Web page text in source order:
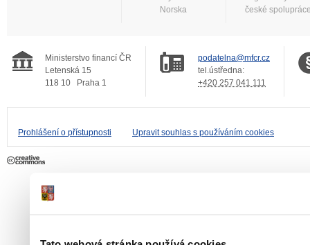
Norska
české
Ministerstvo financí ČR
Letenská 15
118 10
Praha 1
podatelna@mfcr.cz
tel.ústředna:
+420 257 041 111
Prohlášení o přístupnosti Upravit souhlas s používáním cookies